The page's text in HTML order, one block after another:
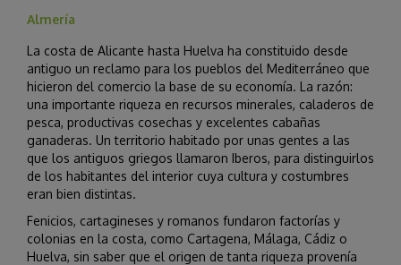
Almería
La costa de Alicante hasta Huelva ha constituido desde
antiguo un reclamo para los pueblos del Mediterráneo que
hicieron del comercio la base de su economía. La razón:
una importante riqueza en recursos minerales, caladeros de
pesca, productivas cosechas y excelentes cabañas
ganaderas. Un territorio habitado por unas gentes a las
que los antiguos griegos llamaron Iberos, para distinguirlos
de los habitantes del interior cuya cultura y costumbres
eran bien distintas.
Fenicios, cartagineses y romanos fundaron factorías y
colonias en la costa, como Cartagena, Málaga, Cádiz o
Huelva, sin saber que el origen de tanta riqueza provenía